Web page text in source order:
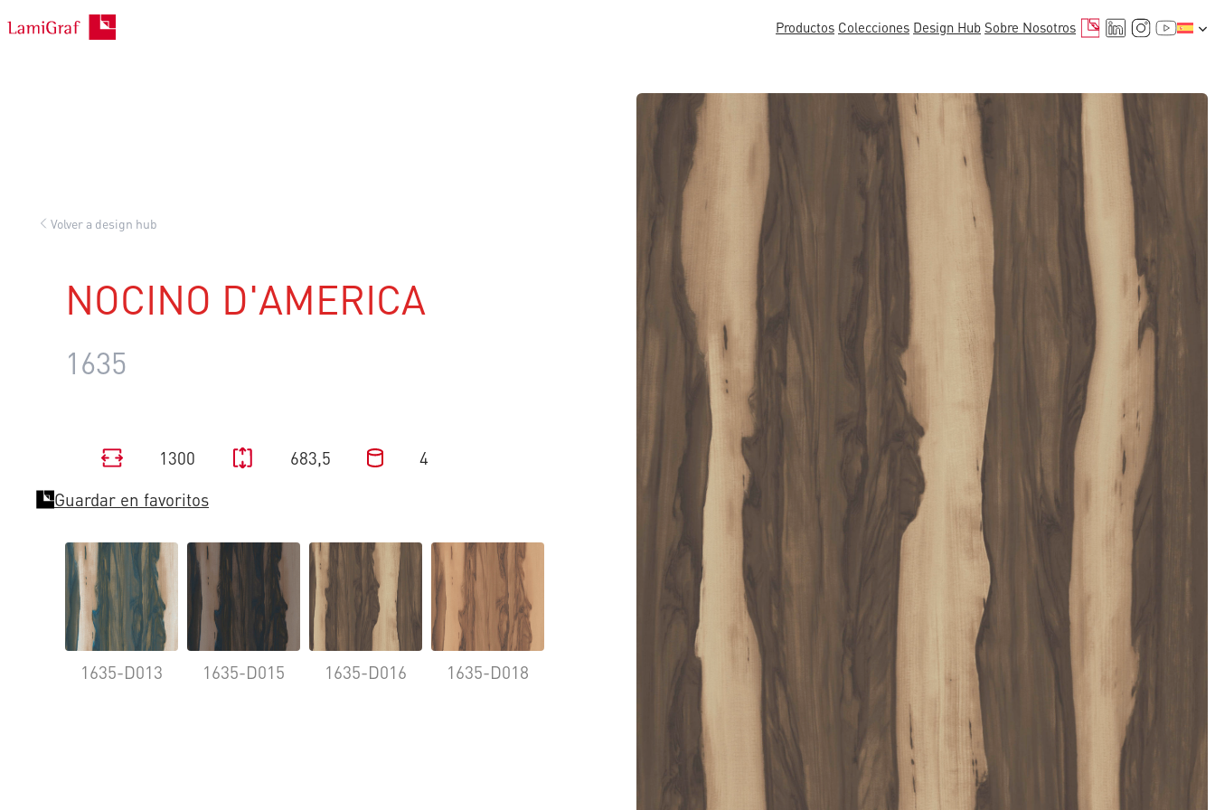
Saltar
Productos Colecciones Design Hub Sobre Nosotros Correo electrónico
LinkedIn
Volver a design hub
NOCINO D'AMERICA
1635
1300 683,5
4
Guardar en favoritos
1635-D013 1635-D015 1635-D016 1635-D018